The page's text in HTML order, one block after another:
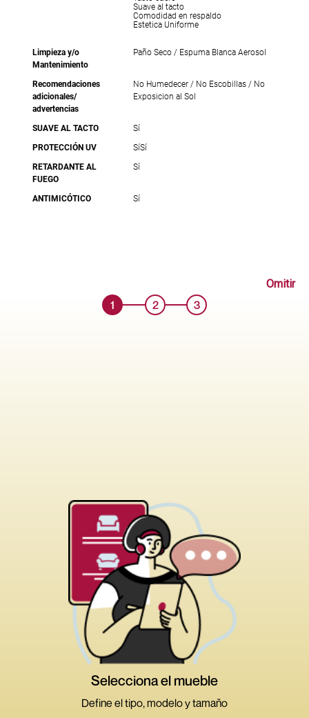
Suave al tacto
Comodidad en respaldo
Estetica Uniforme
Limpieza y/o
Mantenimiento
Paño Seco / Espuma Blanca Aerosol
Recomendaciones
adicionales/
advertencias
No Humedecer / No Escobillas / No
Exposicion al Sol
SUAVE AL TACTO
Sí
PROTECCIÓN UV
SíSí
RETARDANTE AL
FUEGO
Sí
ANTIMICÓTICO Sí